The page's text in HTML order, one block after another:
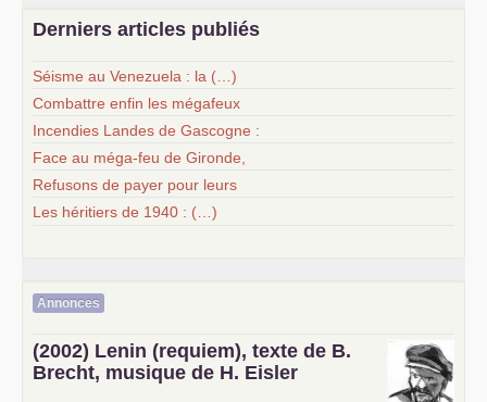
Derniers articles publiés
Séisme au Venezuela : la (…)
Combattre enfin les mégafeux
Incendies Landes de Gascogne :
Face au méga-feu de Gironde,
Refusons de payer pour leurs
Les héritiers de 1940 : (…)
Annonces
(2002) Lenin (requiem), texte de B.
Brecht, musique de H. Eisler